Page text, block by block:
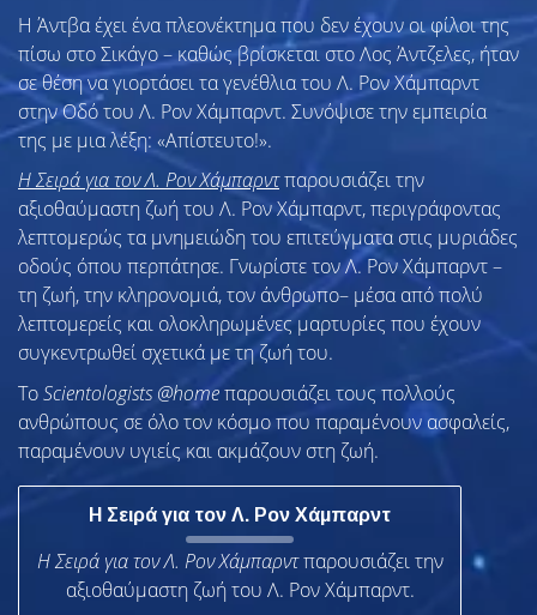
Η Άντβα έχει ένα πλεονέκτημα που δεν έχουν οι φίλοι της
πίσω στο Σικάγο – καθώς βρίσκεται στο Λος Άντζελες, ήταν
σε θέση να γιορτάσει τα γενέθλια του Λ. Ρον Χάμπαρντ
στην Οδό του Λ. Ρον Χάμπαρντ. Συνόψισε την εμπειρία
της με μια λέξη: «Απίστευτο!».
Η Σειρά για τον Λ. Ρον Χάμπαρντπαρουσιάζει την
αξιοθαύμαστη ζωή του Λ. Ρον Χάμπαρντ, περιγράφοντας
λεπτομερώς τα μνημειώδη του επιτεύγματα στις μυριάδες
οδούς όπου περπάτησε. Γνωρίστε τον Λ. Ρον Χάμπαρντ –
τη ζωή, την κληρονομιά, τον άνθρωπο– μέσα από πολύ
λεπτομερείς και ολοκληρωμένες μαρτυρίες που έχουν
συγκεντρωθεί σχετικά με τη ζωή του.
ToScientologists @homeπαρουσιάζει τους πολλούς
ανθρώπους σε όλο τον κόσμο που παραμένουν ασφαλείς,
παραμένουν υγιείς και ακμάζουν στη ζωή.
Η Σειρά για τον Λ. Ρον Χάμπαρντ
Η Σειρά για τον Λ. Ρον Χάμπαρντπαρουσιάζει την
αξιοθαύμαστη ζωή του Λ. Ρον Χάμπαρντ.